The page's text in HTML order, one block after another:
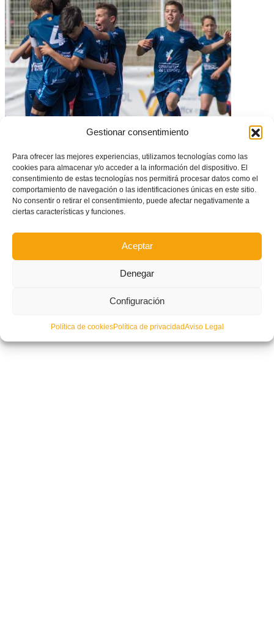
Gestionar consentimiento
Para ofrecer las mejores experiencias, utilizamos tecnologías como las
cookies para almacenar y/o acceder a la información del dispositivo. El
consentimiento de estas tecnologías nos permitirá procesar datos como el
comportamiento de navegación o las identificaciones únicas en este sitio.
No consentir o retirar el consentimiento, puede afectar negativamente a
ciertas características y funciones.
Aceptar
Denegar
Configuración
Política de cookiesPolítica de privacidadAviso Legal
Andrés Palop ficha por la Selecció Valenciana: así queda el cuerpo